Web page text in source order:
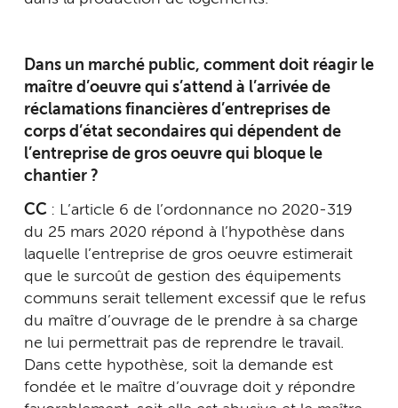
Dans un marché public, comment doit réagir le
maître d’oeuvre qui s’attend à l’arrivée de
réclamations financières d’entreprises de
corps d’état secondaires qui dépendent de
l’entreprise de gros oeuvre qui bloque le
chantier ?
CC : L’article 6 de l’ordonnance no 2020-319
du 25 mars 2020 répond à l’hypothèse dans
laquelle l’entreprise de gros oeuvre estimerait
que le surcoût de gestion des équipements
communs serait tellement excessif que le refus
du maître d’ouvrage de le prendre à sa charge
ne lui permettrait pas de reprendre le travail.
Dans cette hypothèse, soit la demande est
fondée et le maître d’ouvrage doit y répondre